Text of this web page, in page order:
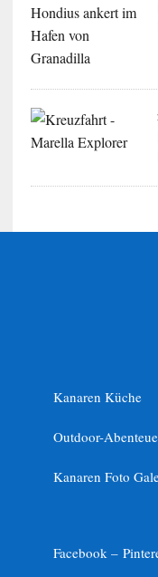
Kanaren Küche
Outdoor-
Kanaren Foto
Facebook –